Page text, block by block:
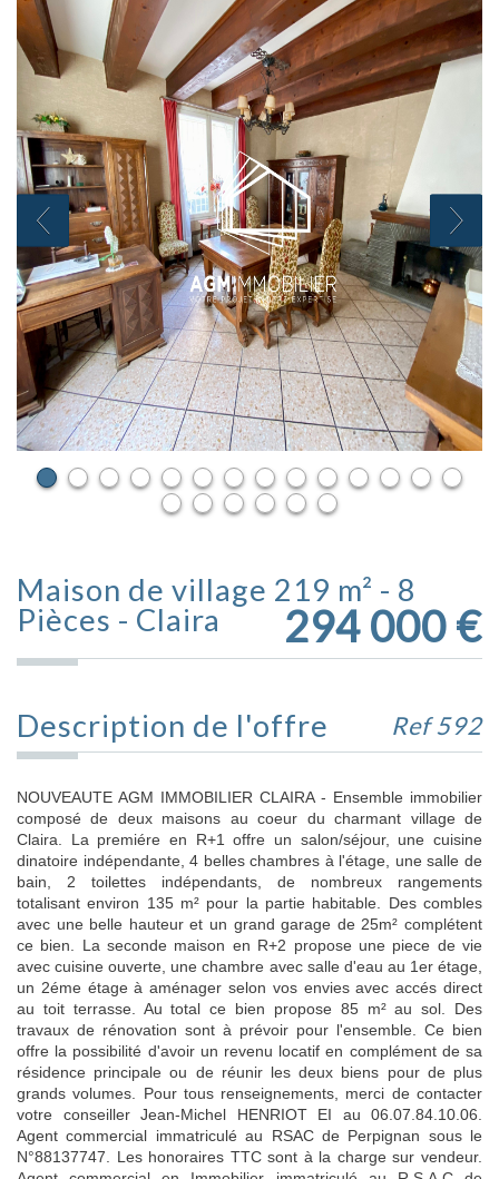
Maison de village 219 m² - 8
Pièces - Claira
294 000€
Description de l'offre Ref 592
NOUVEAUTE AGM IMMOBILIER CLAIRA - Ensemble immobilier
composé de deux maisons au coeur du charmant village de
Claira. La premiére en R+1 offre un salon/séjour, une cuisine
dinatoire indépendante, 4 belles chambres à l'étage, une salle de
bain, 2 toilettes indépendants, de nombreux rangements
totalisant environ 135 m² pour la partie habitable. Des combles
avec une belle hauteur et un grand garage de 25m² complétent
ce bien. La seconde maison en R+2 propose une piece de vie
avec cuisine ouverte, une chambre avec salle d'eau au 1er étage,
un 2éme étage à aménager selon vos envies avec accés direct
au toit terrasse. Au total ce bien propose 85 m² au sol. Des
travaux de rénovation sont à prévoir pour l'ensemble. Ce bien
offre la possibilité d'avoir un revenu locatif en complément de sa
résidence principale ou de réunir les deux biens pour de plus
grands volumes. Pour tous renseignements, merci de contacter
votre conseiller Jean-Michel HENRIOT EI au 06.07.84.10.06.
Agent commercial immatriculé au RSAC de Perpignan sous le
N°88137747. Les honoraires TTC sont à la charge sur vendeur.